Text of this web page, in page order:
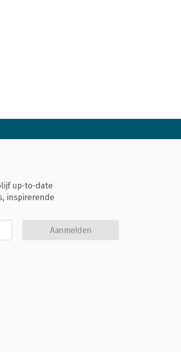
up-to-date
inspirerende
Aanmelden